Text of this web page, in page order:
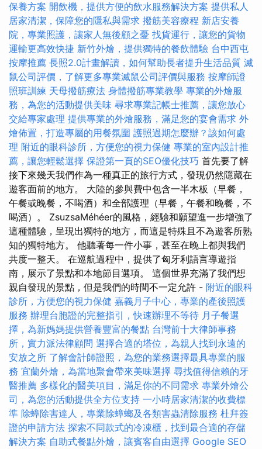
保養方案 開飲機，提供方便的飲水服務解決方案 提供私人
居家清潔，保障您的隱私與需求 撥筋美容療程 新店安養
院，專業照護，讓家人無後顧之憂 找貨運行，讓您的貨物
運輸更高效快捷 新竹外燴，提供獨特的餐飲體驗 台中西屯
按摩推薦 長照2.0計畫解讀，如何幫助長者提升生活品質 滅
鼠公司評價，了解更多專業滅鼠公司評價與服務 按摩師證
照班訓練 天母撥筋療法 身體撥筋專業教學 專業的外燴服
務，為您的活動提供美味 尋求專業記帳士推薦，讓您放心
交給專家處理 提供專業的外燴服務，滿足您的宴會需求 外
燴佈置，打造專屬的用餐氛圍 護照過期怎麼辦？該如何處
理 附近的眼科診所，方便您的視力保健 專業的室內設計推
薦，讓您輕鬆選擇 保證第一頁的SEO優化技巧 首先要了解
接下來幾天我們作為一種真正的旅行方式，發現仍然隱藏在
遊客面前的地方。 大陸的參與費中包含一半木板（早餐，
午餐或晚餐，不喝酒）和全部護理（早餐，午餐和晚餐，不
喝酒）。 ZsuzsaMéhéer的風格，經驗和願望進一步增強了
這種體驗，呈現出獨特的地方，而這是特殊且不為遊客所熟
知的獨特地方。 他聽著每一件小事，甚至在晚上都與我們
共度一整天。 在巡航過程中，提供了匈牙利語言導遊指
南，展示了景點和本地節目選項。 這個世界充滿了我們想
親自發現的景點，但是我們的時間不一定允許 - 附近的眼科
診所，方便您的視力保健 嘉義月子中心，專業的產後照護
服務 辦理台胞證的完整指引，快速辦理不等待 月子餐選
擇，為新媽媽提供營養豐富的餐點 台灣前十大律師事務
所，實力派法律顧問 選擇合適的塔位，為親人找到永遠的
安放之所 了解會計師證照，為您的業務選擇最具專業的服
務 宜蘭外燴，為當地聚會帶來美味選擇 尋找值得信賴的牙
醫推薦 多樣化的醫美項目，滿足你的不同需求 專業外燴公
司，為您的活動提供全方位支持 一小時居家清潔的收費標
準 除蟑除害達人，專業除蟑螂及各類害蟲清除服務 杜拜簽
證的申請方法 探索不同款式的冷凍櫃，找到最合適的存儲
解決方案 自助式餐點外燴，讓賓客自由選擇 Google SEO